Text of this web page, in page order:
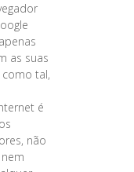
as suas
tal,
é
não